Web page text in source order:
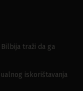
traži da ga
iskorištavanja